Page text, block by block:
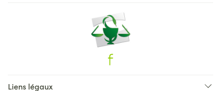
Liens légaux